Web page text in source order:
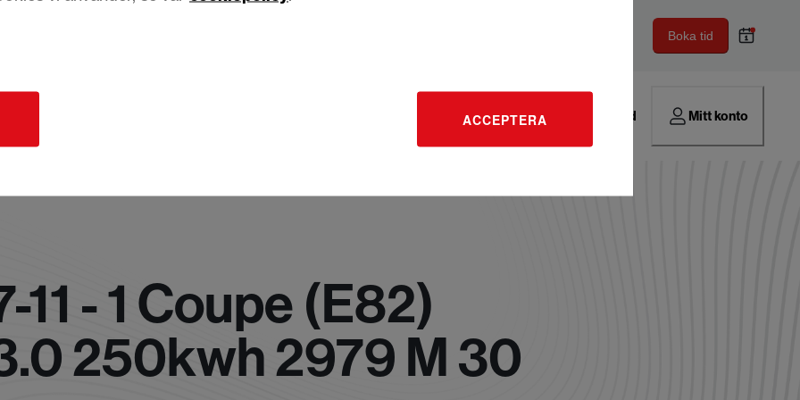
ACCEPTERA
Boka tid
Hitta verkstad Mitt konto
- 1 Coupe (E82)
250kwh 2979 M 30